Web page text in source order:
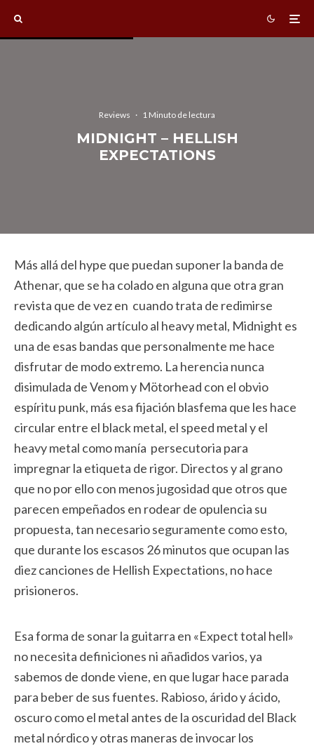
Reviews · 1 Minuto de lectura
MIDNIGHT – HELLISH
EXPECTATIONS
Más allá del hype que puedan suponer la banda de
Athenar, que se ha colado en alguna que otra gran
revista que de vez en cuando trata de redimirse
dedicando algún artículo al heavy metal, Midnight es
una de esas bandas que personalmente me hace
disfrutar de modo extremo. La herencia nunca
disimulada de Venom y Mötorhead con el obvio
espíritu punk, más esa fijación blasfema que les hace
circular entre el black metal, el speed metal y el
heavy metal como manía persecutoria para
impregnar la etiqueta de rigor. Directos y al grano
que no por ello con menos jugosidad que otros que
parecen empeñados en rodear de opulencia su
propuesta, tan necesario seguramente como esto,
que durante los escasos 26 minutos que ocupan las
diez canciones de Hellish Expectations, no hace
prisioneros.
Esa forma de sonar la guitarra en «Expect total hell»
no necesita definiciones ni añadidos varios, ya
sabemos de donde viene, en que lugar hace parada
para beber de sus fuentes. Rabioso, árido y ácido,
oscuro como el metal antes de la oscuridad del Black
metal nórdico y otras maneras de invocar los